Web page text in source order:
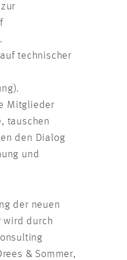
technischer
Mitglieder
tauschen
den Dialog
und
der neuen
wird durch
& Sommer,